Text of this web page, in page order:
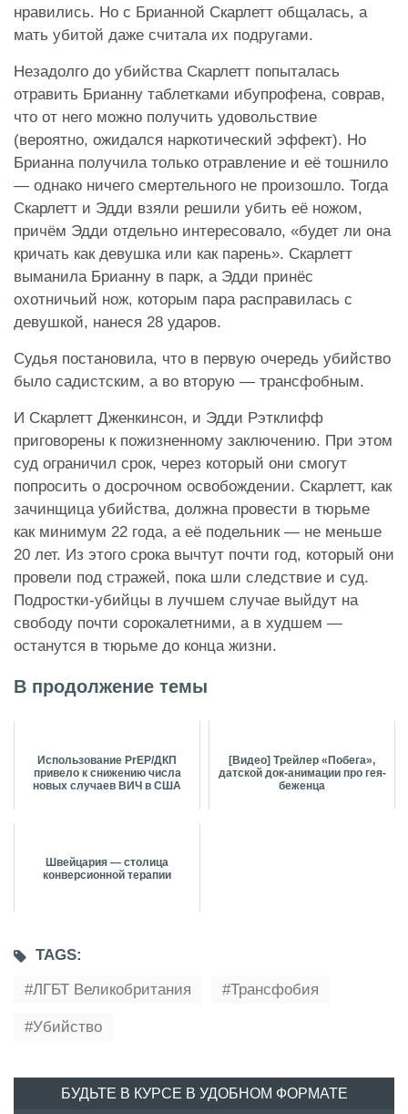
нравились. Но с Брианной Скарлетт общалась, а
мать убитой даже считала их подругами.
Незадолго до убийства Скарлетт попыталась
отравить Брианну таблетками ибупрофена, соврав,
что от него можно получить удовольствие
(вероятно, ожидался наркотический эффект). Но
Брианна получила только отравление и её тошнило
— однако ничего смертельного не произошло. Тогда
Скарлетт и Эдди взяли решили убить её ножом,
причём Эдди отдельно интересовало, «будет ли она
кричать как девушка или как парень». Скарлетт
выманила Брианну в парк, а Эдди принёс
охотничьий нож, которым пара расправилась с
девушкой, нанеся 28 ударов.
Судья постановила, что в первую очередь убийство
было садистским, а во вторую — трансфобным.
И Скарлетт Дженкинсон, и Эдди Рэтклифф
приговорены к пожизненному заключению. При этом
суд ограничил срок, через который они смогут
попросить о досрочном освобождении. Скарлетт, как
зачинщица убийства, должна провести в тюрьме
как минимум 22 года, а её подельник — не меньше
20 лет. Из этого срока вычтут почти год, который они
провели под стражей, пока шли следствие и суд.
Подростки-убийцы в лучшем случае выйдут на
свободу почти сорокалетними, а в худшем —
останутся в тюрьме до конца жизни.
В продолжение темы
Использование PrEP/ДКП
привело к снижению числа
новых случаев ВИЧ в США
[Видео] Трейлер «Побега»,
датской док-анимации про гея-
беженца
Швейцария — столица
конверсионной терапии
TAGS:
ЛГБТ Великобритания
Трансфобия
Убийство
БУДЬТЕ В КУРСЕ В УДОБНОМ ФОРМАТЕ